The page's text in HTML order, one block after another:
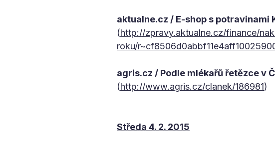
aktualne.cz / E-shop s
(http://zpravy.aktualne.cz/finance/
roku/
agris.cz / Podle mlékařů řetězce v
(http://www.agris.cz/clanek/186981)
Středa 4. 2. 2015